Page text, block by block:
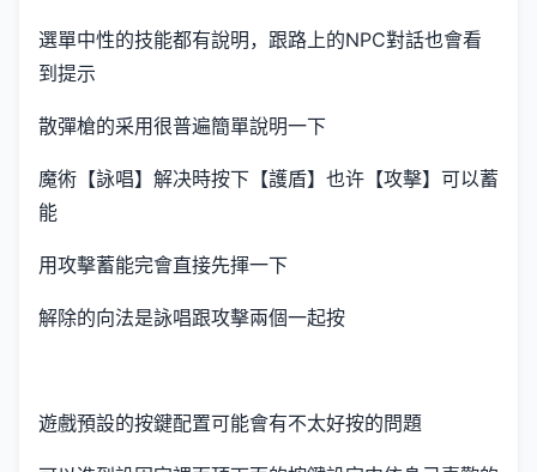
選單中性的技能都有說明，跟路上的NPC對話也會看
到提示
散彈槍的采用很普遍簡單說明一下
魔術【詠唱】解决時按下【護盾】也许【攻擊】可以蓄
能
用攻擊蓄能完會直接先揮一下
解除的向法是詠唱跟攻擊兩個一起按
遊戲預設的按鍵配置可能會有不太好按的問題